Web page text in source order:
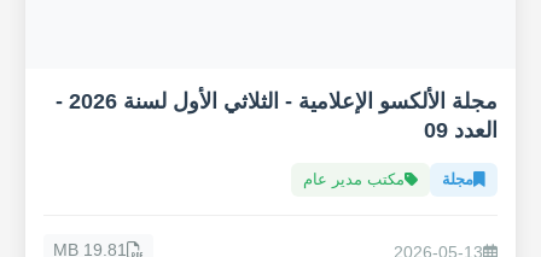
مجلة الألكسو الإعلامية - الثلاثي الأول لسنة 2026 -
العدد 09
مجلة مكتب مدير عام
2026-05-13
19.81 MB